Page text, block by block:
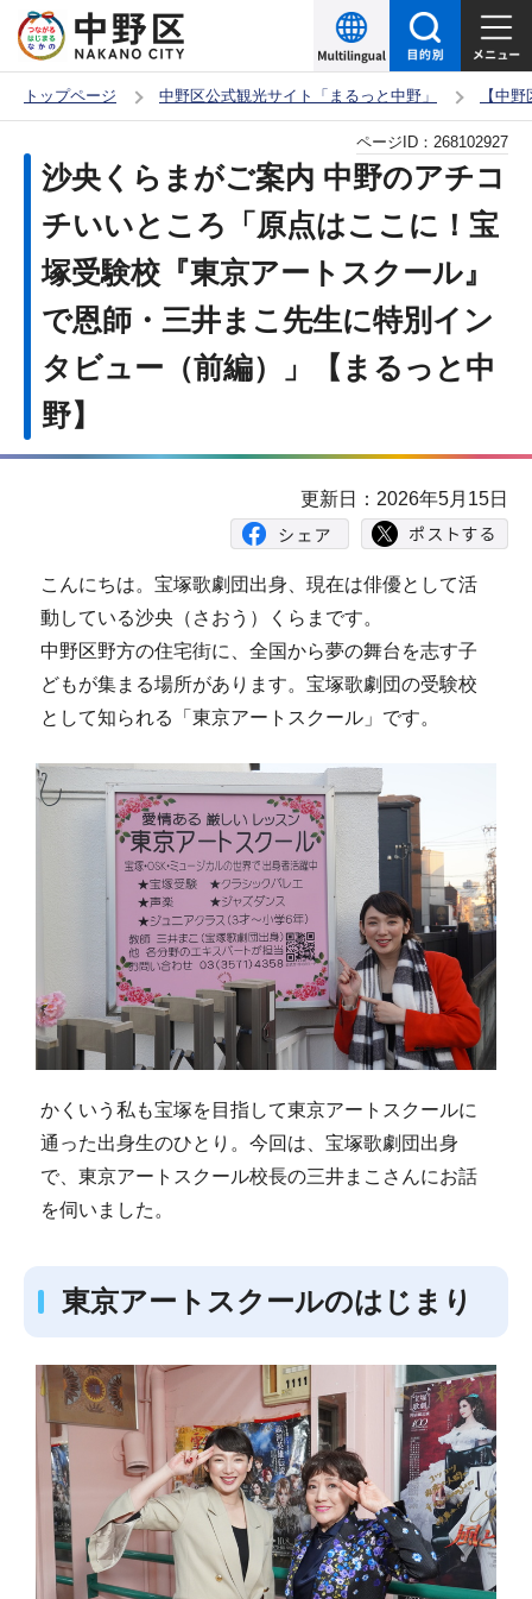
の
ー
トップページ 中野区公式観光サイト「まるっと中野」 【中
沙央くらまがご案内 中野のアチコ
チいいところ「原点はここに！宝
塚受験校『東京アートスクール』
で恩師・三井まこ先生に特別イン
タビュー（前編）」【まるっと中
野】
ページID： 268102927
更新日：2026年5月15日
こんにちは。宝塚歌劇団出身、現在は俳優として活
動している沙央（さおう）くらまです。
中野区野方の住宅街に、全国から夢の舞台を志す子
どもが集まる場所があります。宝塚歌劇団の受験校
として知られる「東京アートスクール」です。
かくいう私も宝塚を目指して東京アートスクールに
通った出身生のひとり。今回は、宝塚歌劇団出身
で、東京アートスクール校長の三井まこさんにお話
を伺いました。
東京アートスクールのはじまり